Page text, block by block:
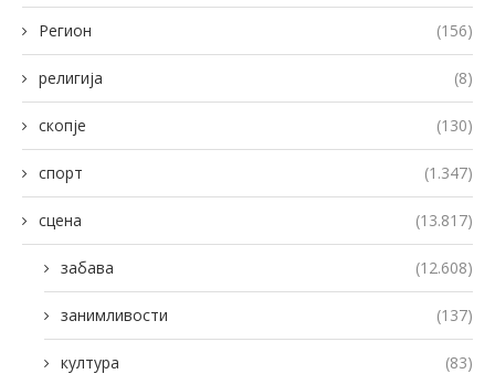
Регион (156)
религија (8)
скопје (130)
спорт (1.347)
сцена (13.817)
забава (12.608)
занимливости (137)
култура (83)